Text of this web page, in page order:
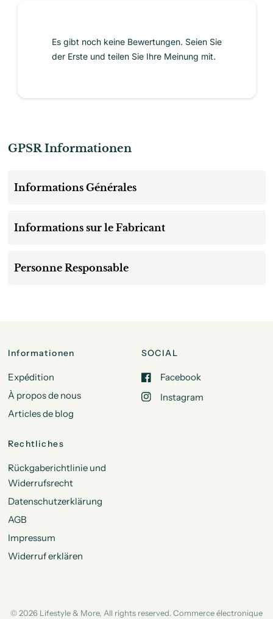
Es gibt noch keine Bewertungen. Seien Sie
der Erste und teilen Sie Ihre Meinung mit.
GPSR Informationen
Informations Générales
Informations sur le Fabricant
Personne Responsable
Informationen
Expédition
À propos de nous
Articles de blog
SOCIAL
Facebook
Instagram
Rechtliches
Rückgaberichtlinie und
Widerrufsrecht
Datenschutzerklärung
AGB
Impressum
Widerruf erklären
© 2026 Lifestyle & More, All rights reserved. Commerce électronique